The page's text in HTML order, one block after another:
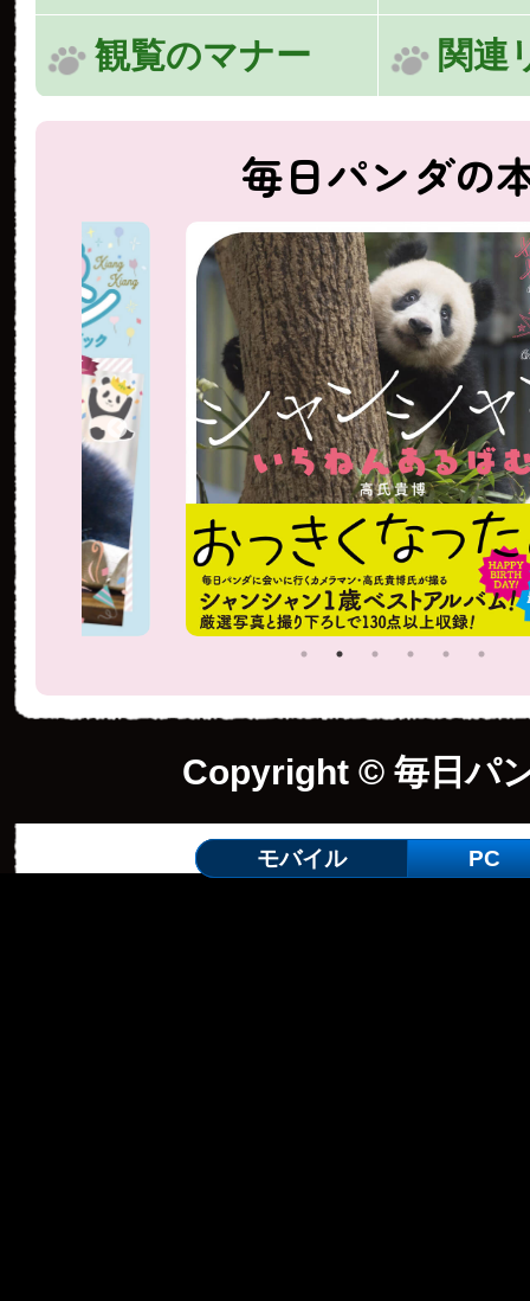
観覧のマナー 関連
毎日パンダの
Copyright © 毎日パ
モバイル PC